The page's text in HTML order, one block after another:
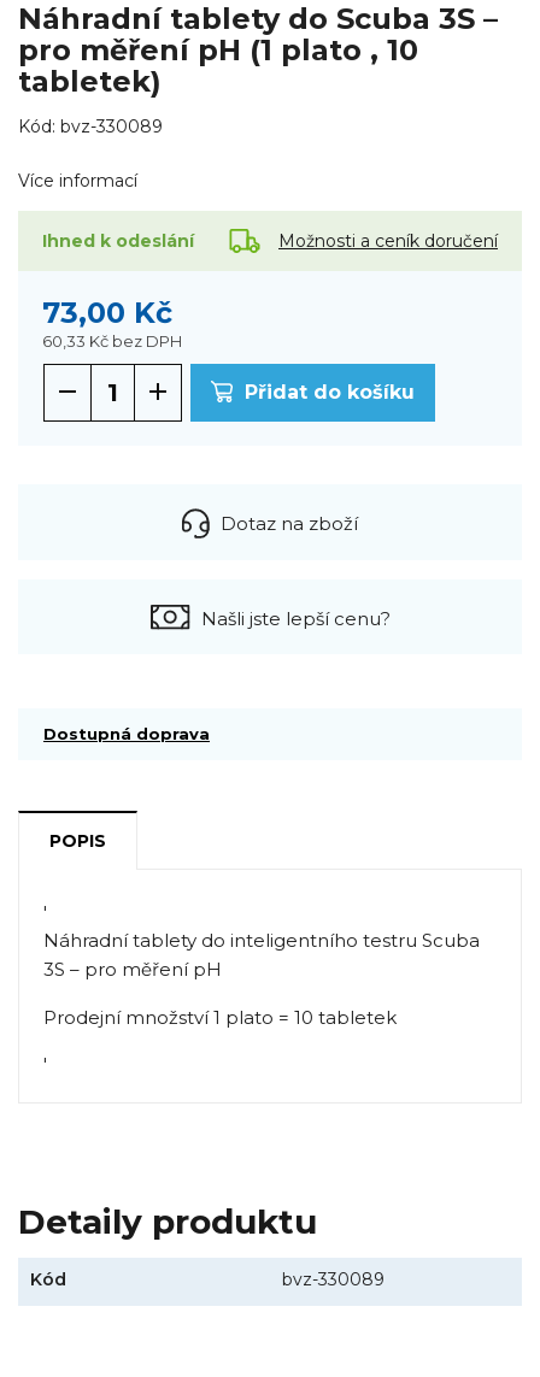
Náhradní tablety do Scuba 3S –
pro měření pH (1 plato , 10
tabletek)
Kód: bvz-330089
Více informací
Ihned k odeslání Možnosti a ceník doručení
73,00 Kč
60,33 Kč bez DPH
Přidat do košíku
Dotaz na zboží
Našli jste lepší cenu?
Dostupná doprava
POPIS
'
Náhradní tablety do inteligentního testru Scuba
3S – pro měření pH
Prodejní množství 1 plato = 10 tabletek
'
Detaily produktu
Kód bvz-330089